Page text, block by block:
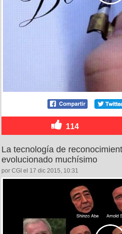
114
La tecnología de
evolucionado muchísimo
por CGI el 17 dic 2015, 10:31